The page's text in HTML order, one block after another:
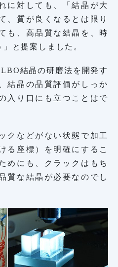
に対しても、「結晶が大
、質が良くなるとは限り
も、高品質な結晶を、時
と提案しました。
結晶の研磨法を開発す
結晶の品質評価がしっか
入り口にも立つことはで
クなどがない状態で加工
る座標）を明確にするこ
めにも、クラックはもち
質な結晶が必要なのでし